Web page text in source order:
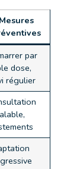
Mesures
par
dose,
régulier